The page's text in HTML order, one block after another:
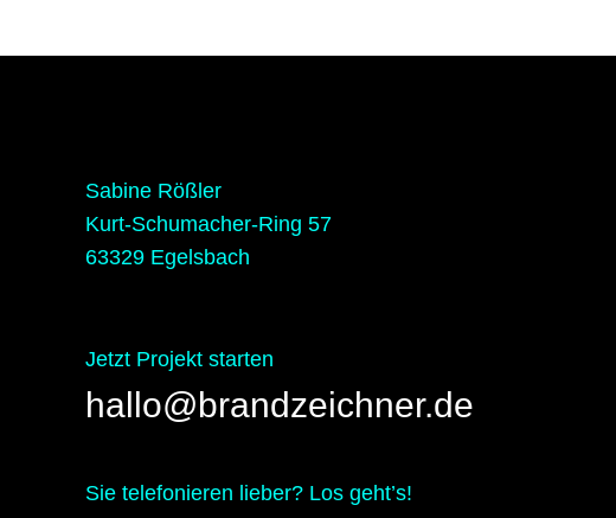
Sabine Rößler
Kurt-Schumacher-Ring 57
63329 Egelsbach
Jetzt Projekt starten
hallo@brandzeichner.de
Sie telefonieren lieber? Los geht’s!